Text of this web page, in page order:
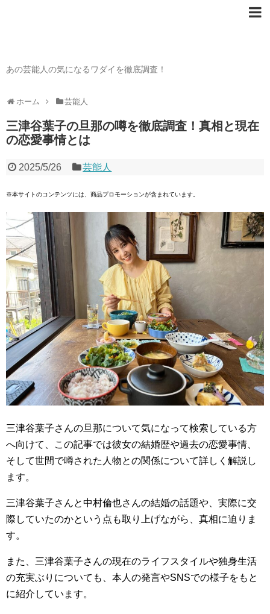
あの芸能人の気になるワダイを徹底調査！
ホーム 芸能人
三津谷葉子の旦那の噂を徹底調査！真相と現在
の恋愛事情とは
2025/5/26 芸能人
※本サイトのコンテンツには、商品プロモーションが含まれています。
三津谷葉子さんの旦那について気になって検索している方
へ向けて、この記事では彼女の結婚歴や過去の恋愛事情、
そして世間で噂された人物との関係について詳しく解説し
ます。
三津谷葉子さんと中村倫也さんの結婚の話題や、実際に交
際していたのかという点も取り上げながら、真相に迫りま
す。
また、三津谷葉子さんの現在のライフスタイルや独身生活
の充実ぶりについても、本人の発言やSNSでの様子をもと
に紹介しています。